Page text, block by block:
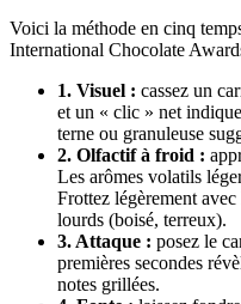
Voici la méthode en cinq
International Chocolate
1. Visuel : cassez un
et un « clic » net
terne ou granuleuse
2. Olfactif à froid :
Les arômes volatils
Frottez légèrement
lourds (boisé, terreux).
3. Attaque : posez le
premières secondes
notes grillées.